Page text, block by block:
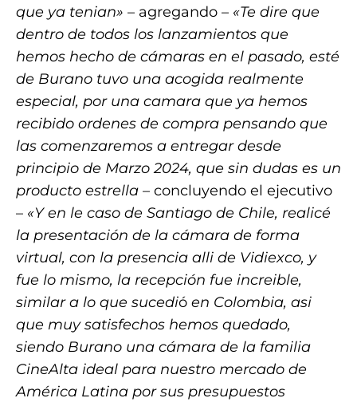
que ya tenian» – agregando – «Te dire que
dentro de todos los lanzamientos que
hemos hecho de cámaras en el pasado, esté
de Burano tuvo una acogida realmente
especial, por una camara que ya hemos
recibido ordenes de compra pensando que
las comenzaremos a entregar desde
principio de Marzo 2024, que sin dudas es un
producto estrella – concluyendo el ejecutivo
– «Y en le caso de Santiago de Chile, realicé
la presentación de la cámara de forma
virtual, con la presencia alli de Vidiexco, y
fue lo mismo, la recepción fue increible,
similar a lo que sucedió en Colombia, asi
que muy satisfechos hemos quedado,
siendo Burano una cámara de la familia
CineAlta ideal para nuestro mercado de
América Latina por sus presupuestos